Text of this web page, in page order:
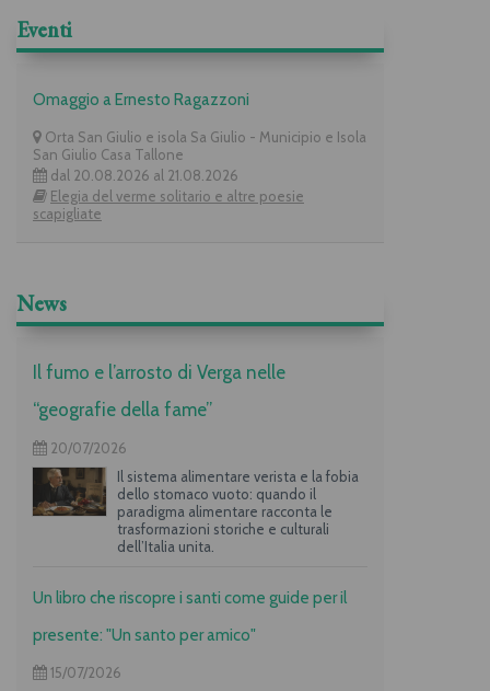
Eventi
Omaggio a Ernesto Ragazzoni
Orta San Giulio e isola Sa Giulio - Municipio e Isola
San Giulio Casa Tallone
dal 20.08.2026 al 21.08.2026
Elegia del verme solitario e altre poesie
scapigliate
News
Il fumo e l’arrosto di Verga nelle
“geografie della fame”
20/07/2026
Il sistema alimentare verista e la fobia
dello stomaco vuoto: quando il
paradigma alimentare racconta le
trasformazioni storiche e culturali
dell’Italia unita.
Un libro che riscopre i santi come guide per il
presente: "Un santo per amico"
15/07/2026